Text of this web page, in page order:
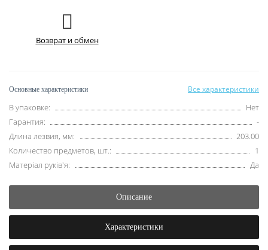
Возврат и обмен
Основные характеристики Все характеристики
В упаковке:
Нет
Гарантия:
-
Длина лезвия, мм:
203.00
Количество предметов, шт.:
1
Матеріал руків'я:
Да
Описание
Характеристики